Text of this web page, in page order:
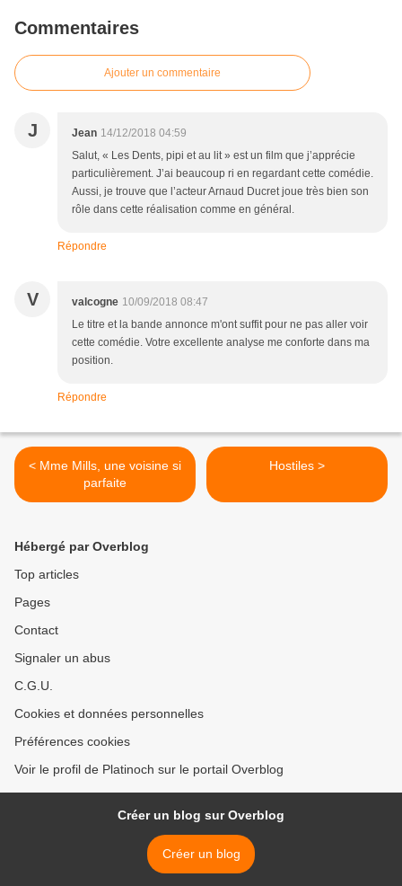
Commentaires
Ajouter un commentaire
J Jean 14/12/2018 04:59
Salut, « Les Dents, pipi et au lit » est un film que j’apprécie
particulièrement. J’ai beaucoup ri en regardant cette comédie.
Aussi, je trouve que l’acteur Arnaud Ducret joue très bien son
rôle dans cette réalisation comme en général.
Répondre
V valcogne 10/09/2018 08:47
Le titre et la bande annonce m'ont suffit pour ne pas aller voir
cette comédie. Votre excellente analyse me conforte dans ma
position.
Répondre
< Mme Mills, une voisine si
parfaite
Hostiles >
Hébergé par Overblog
Top articles
Pages
Contact
Signaler un abus
C.G.U.
Cookies et données personnelles
Préférences cookies
Voir le profil de Platinoch sur le portail Overblog
Créer un blog sur Overblog
Créer un blog